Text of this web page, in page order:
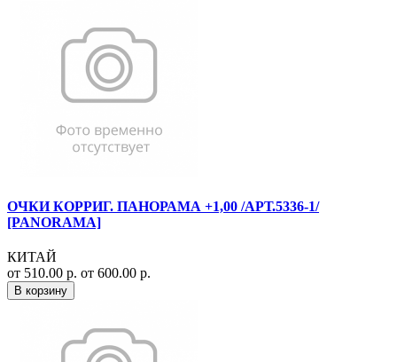
ОЧКИ КОРРИГ. ПАНОРАМА +1,00 /АРТ.5336-1/
[PANORAMA]
КИТАЙ
от 510.00 р. от 600.00 р.
В корзину